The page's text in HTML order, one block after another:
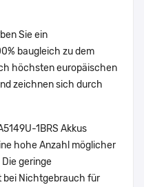
Sie ein
baugleich zu dem
höchsten europäischen
zeichnen sich durch
1BRS Akkus
hohe Anzahl möglicher
geringe
bei Nichtgebrauch für